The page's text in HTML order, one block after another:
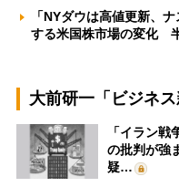
「NYダウは高値更新、
する米国株市場の変化
大前研一「ビジネ
「イラン
の批判が強
疑…